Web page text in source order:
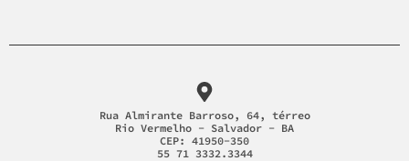
Rua Almirante Barroso, 64, térreo
Rio Vermelho - Salvador - BA
CEP: 41950-350
55 71 3332.3344